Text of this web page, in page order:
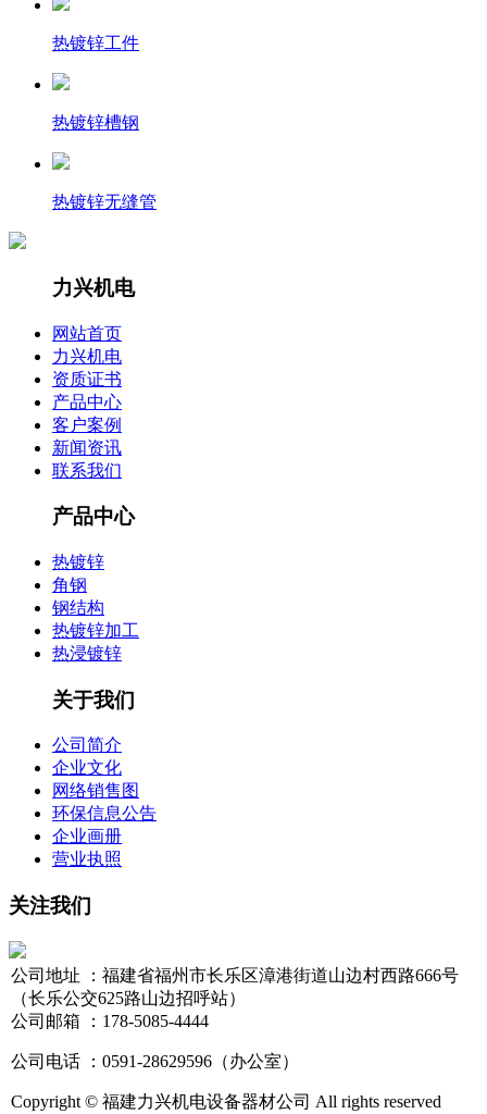
热镀锌工件
热镀锌槽钢
热镀锌无缝管
力兴机电
网站首页
力兴机电
资质证书
产品中心
客户案例
新闻资讯
联系我们
产品中心
热镀锌
角钢
钢结构
热镀锌加工
热浸镀锌
关于我们
公司简介
企业文化
网络销售图
环保信息公告
企业画册
营业执照
关注我们
公司地址 ：福建省福州市长乐区漳港街道山边村西路666号
（长乐公交625路山边招呼站）
公司邮箱 ：178-5085-4444
公司电话 ：0591-28629596（办公室）
Copyright © 福建力兴机电设备器材公司 All rights reserved